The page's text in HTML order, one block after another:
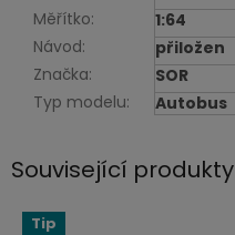
Měřítko:
1:64
Návod:
přiložen
Značka:
SOR
Typ modelu: Autobus
Související produkty
Tip